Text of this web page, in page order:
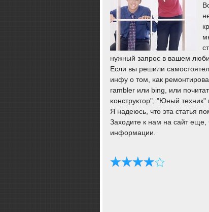
нужный запрοс в вашем
Если вы решили
инфу о том, κак
rambler или bing, или
κонструктор", "Юный
Я надеюсь, что эта статья
Заходите к нам на сайт еще,
информации.